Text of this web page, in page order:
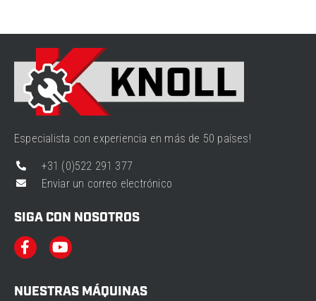
Especialista con experiencia en más de 50 países!
+31 (0)522 291 377
Enviar un correo electrónico
SIGA CON NOSOTROS
NUESTRAS MÁQUINAS